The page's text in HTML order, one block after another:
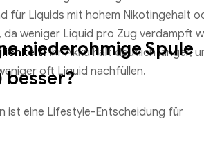
für Liquids mit hohem Nikotingehalt
da weniger Liquid pro Zug verdampft
Ihr Akku hält deutlich länger,
oft Liquid nachfüllen.
niederohmige Spule
besser?
ist eine Lifestyle-Entscheidung für